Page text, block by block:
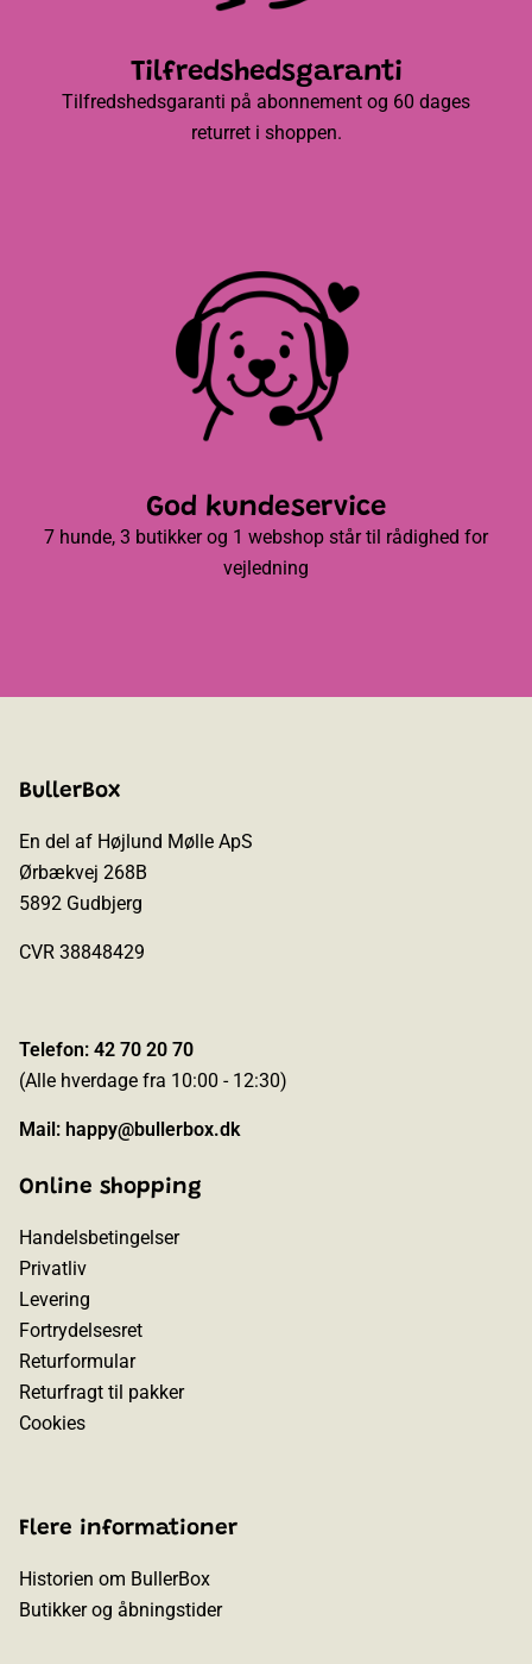
Tilfredshedsgaranti
Tilfredshedsgaranti på abonnement og 60 dages
returret i shoppen.
God kundeservice
7 hunde, 3 butikker og 1 webshop står til rådighed for
vejledning
BullerBox
En del af Højlund Mølle ApS
Ørbækvej 268B
5892 Gudbjerg
CVR 38848429
Telefon: 42 70 20 70
(Alle hverdage fra 10:00 - 12:30)
Mail: happy@bullerbox.dk
Online shopping
Handelsbetingelser
Privatliv
Levering
Fortrydelsesret
Returformular
Returfragt til pakker
Cookies
Flere informationer
Historien om BullerBox
Butikker og åbningstider